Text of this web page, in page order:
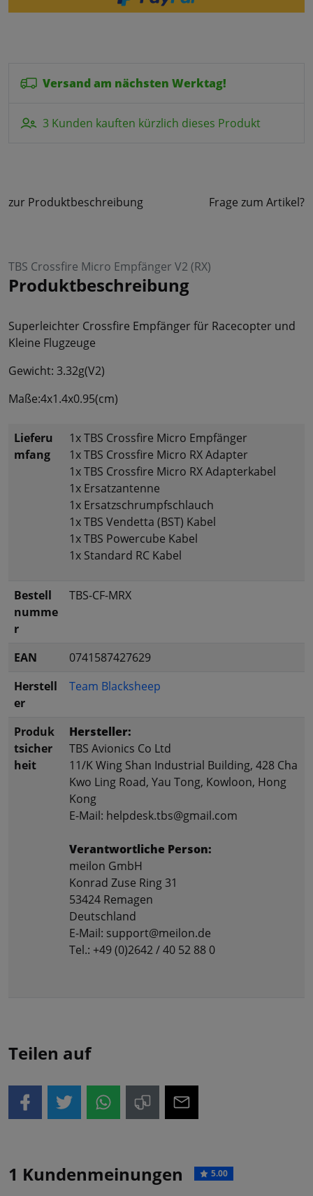
Versand am nächsten Werktag!
3 Kunden kauften kürzlich dieses Produkt
zur Produktbeschreibung Frage zum Artikel?
TBS Crossfire Micro Empfänger V2 (RX)
Produktbeschreibung
Superleichter Crossfire Empfänger für Racecopter und
Kleine Flugzeuge
Gewicht: 3.32g(V2)
Maße:4x1.4x0.95(cm)
Lieferu
mfang
1x TBS Crossfire Micro Empfänger
1x TBS Crossfire Micro RX Adapter
1x TBS Crossfire Micro RX Adapterkabel
1x Ersatzantenne
1x Ersatzschrumpfschlauch
1x TBS Vendetta (BST) Kabel
1x TBS Powercube Kabel
1x Standard RC Kabel
Bestell
numme
r
TBS-CF-MRX
EAN
0741587427629
Herstell
er
Team Blacksheep
Produk
tsicher
heit
Hersteller:
TBS Avionics Co Ltd
11/K Wing Shan Industrial Building, 428 Cha
Kwo Ling Road, Yau Tong, Kowloon, Hong
Kong
E-Mail: helpdesk.tbs@gmail.com
Verantwortliche Person:
meilon GmbH
Konrad Zuse Ring 31
53424 Remagen
Deutschland
E-Mail: support@meilon.de
Tel.: +49 (0)2642 / 40 52 88 0
Teilen auf
1 Kundenmeinungen 5.00